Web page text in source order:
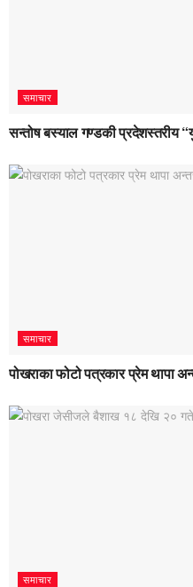
समाचार
सन्तोष बस्याल गण्डकी प्रदेशस्तरीय
समाचार
पोखराका फोटो पत्रकार प्रेम थापा
समाचार